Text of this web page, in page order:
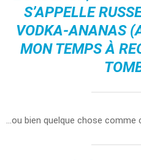
S’APPELLE
VODKA-ANANAS
MON TEMPS À
…ou bien quelque chose comme